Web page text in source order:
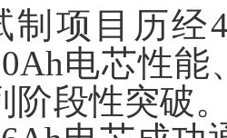
制项目历经
电芯性
阶段性突破